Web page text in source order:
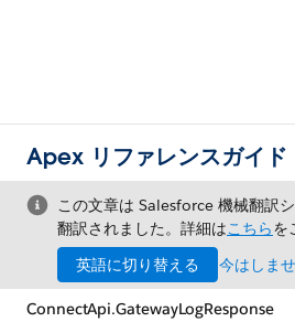
Apex リファレンスガイド
この文章は Salesforce 機械翻訳
翻訳されました。詳細はこちらを
英語に切り替える
今はしま
ConnectApi.GatewayLogResponse